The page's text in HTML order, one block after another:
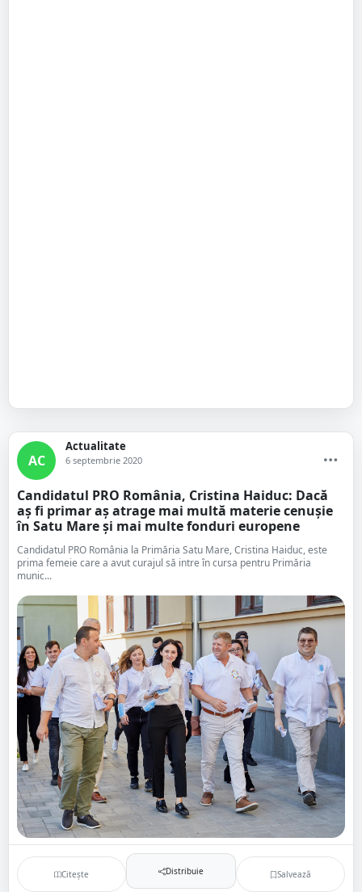
AC
Actualitate
6 septembrie 2020
Candidatul PRO România, Cristina Haiduc: Dacă
aș fi primar aș atrage mai multă materie cenușie
în Satu Mare și mai multe fonduri europene
Candidatul PRO România la Primăria Satu Mare, Cristina Haiduc, este
prima femeie care a avut curajul să intre în cursa pentru Primăria
munic...
Citește Distribuie Salvează